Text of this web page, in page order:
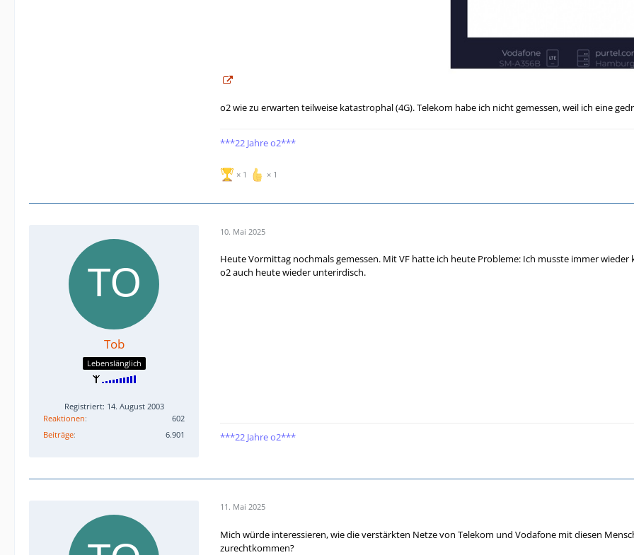
o2 wie zu erwarten teilweise katastrophal (4G). Telekom habe ich nicht gemessen, weil ich eine
***22 Jahre o2***
1 1
Tob
Lebenslänglich
Registriert: 14. August 2003
Reaktionen
602
Beiträge
6.901
10. Mai 2025
Heute Vormittag nochmals gemessen. Mit VF hatte ich heute Probleme: Ich musste immer
o2 auch heute wieder unterirdisch.
***22 Jahre o2***
11. Mai 2025
Mich würde interessieren, wie die verstärkten Netze von Telekom und Vodafone mit diesen
zurechtkommen?